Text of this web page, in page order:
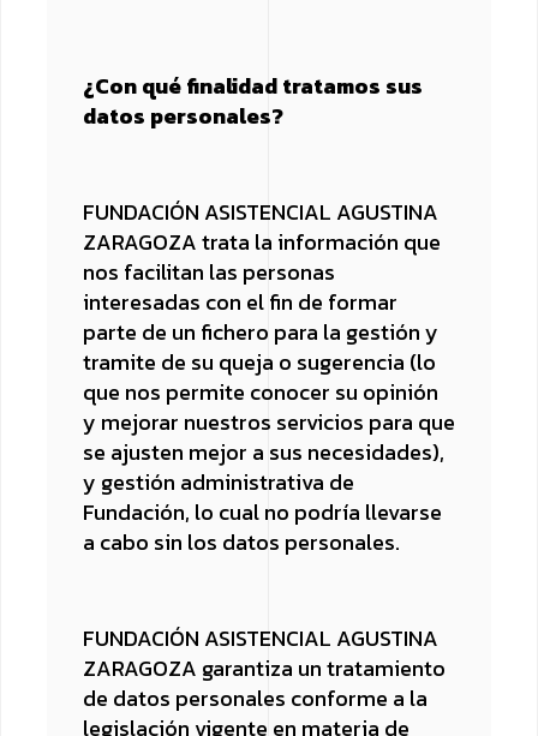
¿Con qué finalidad tratamos sus
datos personales?
FUNDACIÓN ASISTENCIAL AGUSTINA
ZARAGOZA trata la información que
nos facilitan las personas
interesadas con el fin de formar
parte de un fichero para la gestión y
tramite de su queja o sugerencia (lo
que nos permite conocer su opinión
y mejorar nuestros servicios para que
se ajusten mejor a sus necesidades),
y gestión administrativa de
Fundación, lo cual no podría llevarse
a cabo sin los datos personales.
FUNDACIÓN ASISTENCIAL AGUSTINA
ZARAGOZA garantiza un tratamiento
de datos personales conforme a la
legislación vigente en materia de